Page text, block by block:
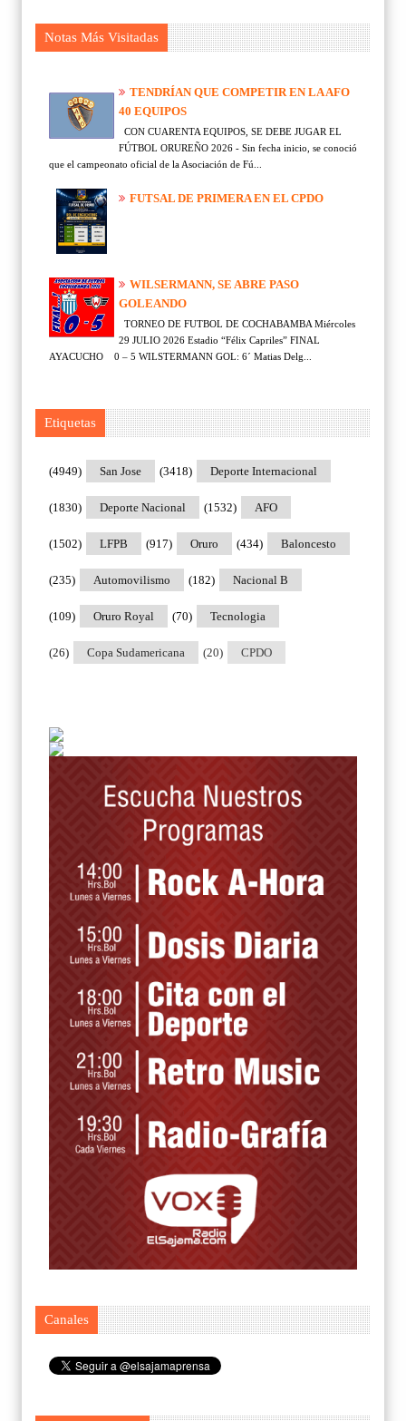
Notas Más Visitadas
TENDRÍAN QUE COMPETIR EN LA AFO
40 EQUIPOS
CON CUARENTA EQUIPOS, SE DEBE JUGAR EL
FÚTBOL ORUREÑO 2026 - Sin fecha inicio, se conoció
que el campeonato oficial de la Asociación de Fú...
FUTSAL DE PRIMERA EN EL CPDO
WILSERMANN, SE ABRE PASO
GOLEANDO
TORNEO DE FUTBOL DE COCHABAMBA Miércoles
29 JULIO 2026 Estadio “Félix Capriles” FINAL
AYACUCHO 0 – 5 WILSTERMANN GOL: 6´ Matias Delg...
Etiquetas
San Jose
(4949) Deporte Internacional
(3418)
Deporte Nacional
(1830) AFO
(1532)
LFPB
(1502) Oruro
(917) Baloncesto
(434)
Automovilismo
(235) Nacional B
(182)
Oruro Royal
(109) Tecnologia
(70)
Copa Sudamericana
(26) CPDO
(20)
Canales